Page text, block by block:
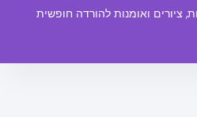
ציורים ואומנות להורדה חופשית